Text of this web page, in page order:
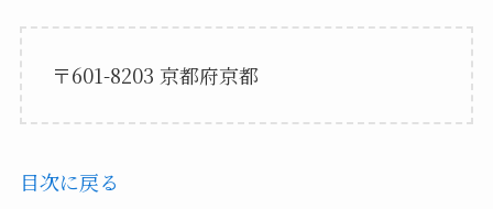
〒601-8203 京都府京都
目次に戻る